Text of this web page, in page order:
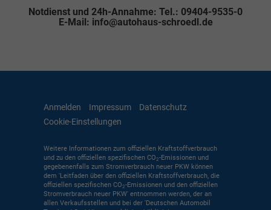
Notdienst und 24h-Annahme: Tel.: 09404-9535-0
E-Mail: info@autohaus-schroedl.de
Anmelden Impressum
Datenschutz
Cookie-Einstellungen
Weitere Informationen zum offiziellen Kraftstoffverbrauch
und zu den offiziellen spezifischen CO2-Emissionen und
gegebenenfalls zum Stromverbrauch neuer PKW können
dem 'Leitfaden über den offiziellen Kraftstoffverbrauch, die
offiziellen spezifischen CO2-Emissionen und den offiziellen
Stromverbrauch neuer PKW' entnommen werden, der an
allen Verkaufsstellen und bei der 'Deutschen Automobil